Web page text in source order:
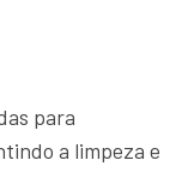
para
a limpeza e